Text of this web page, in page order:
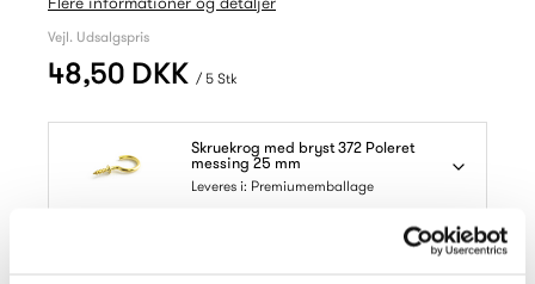
Vejl. Udsalgspris
48,50 DKK / 5 Stk
Skruekrog med bryst 372 Poleret
messing 25 mm
Leveres i: Premiumemballage